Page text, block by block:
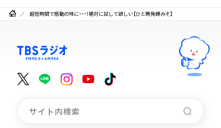
超短時間で感動の味に・・・！絶対に試して欲しい【ひと晩発酵みそ】